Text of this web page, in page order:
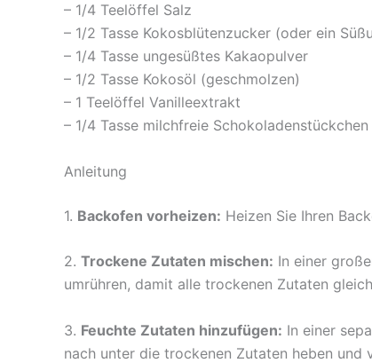
– 1/4 Teelöffel Salz
– 1/2 Tasse Kokosblütenzucker (oder ein
– 1/4 Tasse ungesüßtes Kakaopulver
– 1/2 Tasse Kokosöl (geschmolzen)
– 1 Teelöffel Vanilleextrakt
– 1/4 Tasse milchfreie Schokoladenstückchen
Anleitung
1. Backofen vorheizen: Heizen Sie Ihren
2. Trockene Zutaten mischen: In einer
umrühren, damit alle trockenen Zutaten
3. Feuchte Zutaten hinzufügen: In einer
nach unter die trockenen Zutaten heben